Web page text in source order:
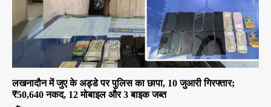
लखनादौन में जुए के अड्डे पर पुलिस का छापा, 10 जुआरी गिरफ्तार;
₹50,640 नकद, 12 मोबाइल और 3 बाइक जब्त